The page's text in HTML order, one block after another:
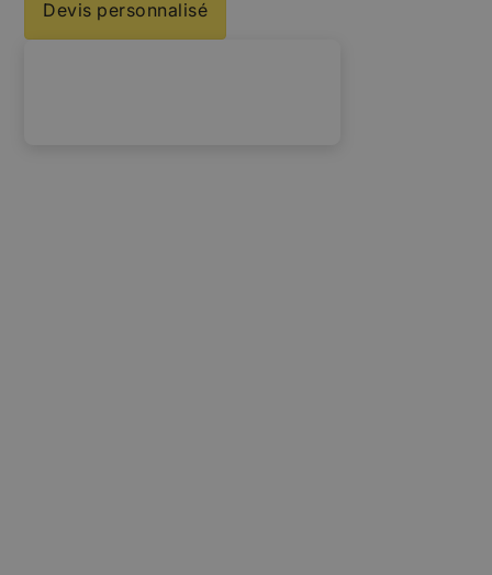
Devis personnalisé